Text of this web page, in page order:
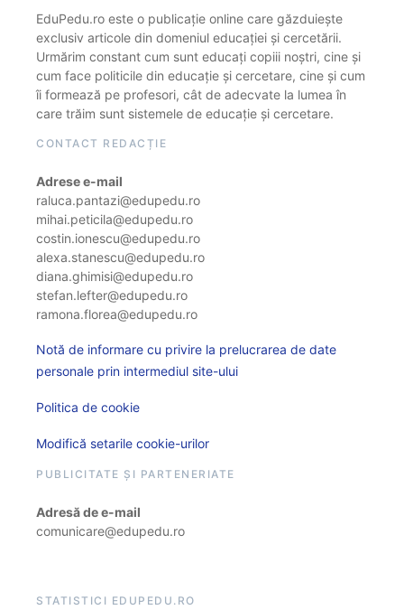
EduPedu.ro este o publicație online care găzduiește
exclusiv articole din domeniul educației și cercetării.
Urmărim constant cum sunt educați copiii noștri, cine și
cum face politicile din educație și cercetare, cine și cum
îi formează pe profesori, cât de adecvate la lumea în
care trăim sunt sistemele de educație și cercetare.
CONTACT REDACȚIE
Adrese e-mail
raluca.pantazi@edupedu.ro
mihai.peticila@edupedu.ro
costin.ionescu@edupedu.ro
alexa.stanescu@edupedu.ro
diana.ghimisi@edupedu.ro
stefan.lefter@edupedu.ro
ramona.florea@edupedu.ro
Notă de informare cu privire la prelucrarea de date
personale prin intermediul site-ului
Politica de cookie
Modifică setarile cookie-urilor
PUBLICITATE ȘI PARTENERIATE
Adresă de e-mail
comunicare@edupedu.ro
STATISTICI EDUPEDU.RO